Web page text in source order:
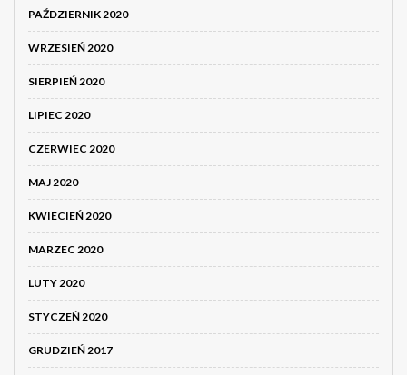
PAŹDZIERNIK 2020
WRZESIEŃ 2020
SIERPIEŃ 2020
LIPIEC 2020
CZERWIEC 2020
MAJ 2020
KWIECIEŃ 2020
MARZEC 2020
LUTY 2020
STYCZEŃ 2020
GRUDZIEŃ 2017